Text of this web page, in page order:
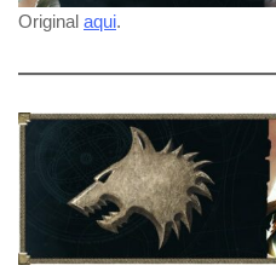
Original aqui.